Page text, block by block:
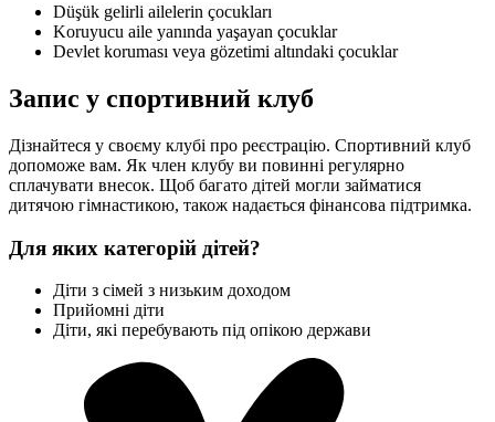
Düşük gelirli ailelerin çocukları
Koruyucu aile yanında yaşayan çocuklar
Devlet koruması veya gözetimi altındaki çocuklar
Запис у спортивний клуб
Дізнайтеся у своєму клубі про реєстрацію. Спортивний клуб
допоможе вам. Як член клубу ви повинні регулярно
сплачувати внесок. Щоб багато дітей могли займатися
дитячою гімнастикою, також надається фінансова підтримка.
Для яких категорій дітей?
Діти з сімей з низьким доходом
Прийомні діти
Діти, які перебувають під опікою держави